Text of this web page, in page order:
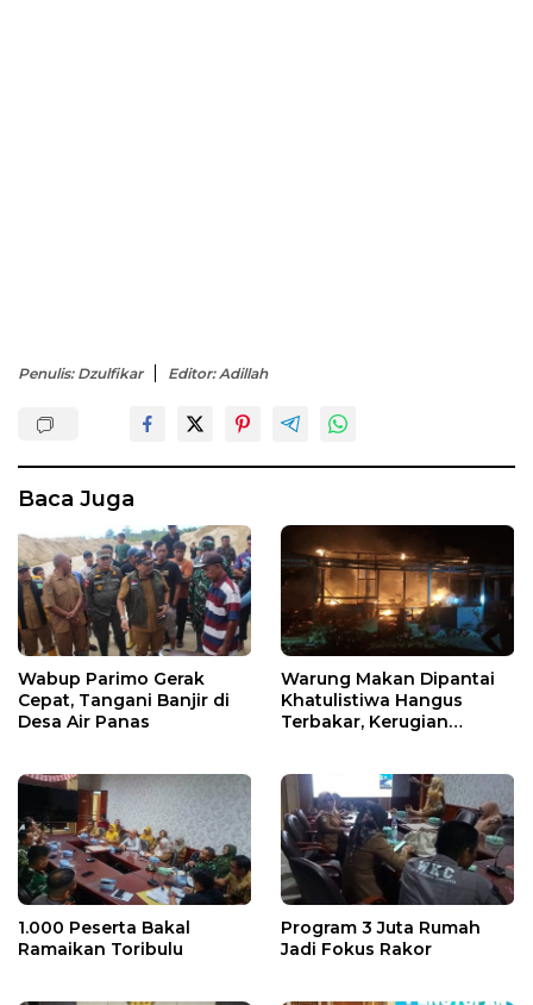
Penulis: Dzulfikar Editor: Adillah
Baca Juga
Wabup Parimo Gerak
Cepat, Tangani Banjir di
Desa Air Panas
Warung Makan Dipantai
Khatulistiwa Hangus
Terbakar, Kerugian
1.000 Peserta Bakal
Ramaikan Toribulu
Program 3 Juta Rumah
Jadi Fokus Rakor